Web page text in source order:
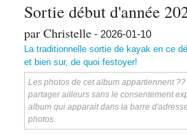
Sortie début d'année
par Christelle - 2026-01-10
La traditionnelle sortie de kayak en ce
et bien sur, de quoi festoyer!
Les photos de cet album appartiennent
partager ailleurs sans le consentement
album qui apparait dans la barre
photos.